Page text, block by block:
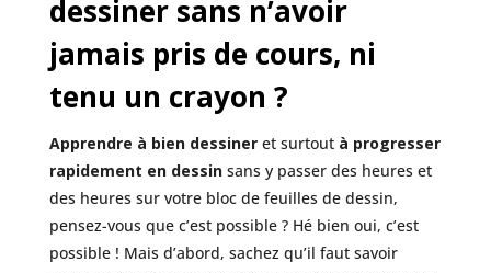
dessiner sans n’avoir
jamais pris de cours, ni
tenu un crayon ?
Apprendre à bien dessineret surtout à progresser
rapidement en dessinsans y passer des heures et
des heures sur votre bloc de feuilles de dessin,
pensez-vous que c’est possible ? Hé bien oui, c’est
possible ! Mais d’abord, sachez qu’il faut savoir